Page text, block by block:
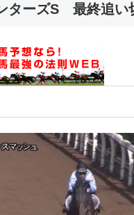
ターズS 最終追い